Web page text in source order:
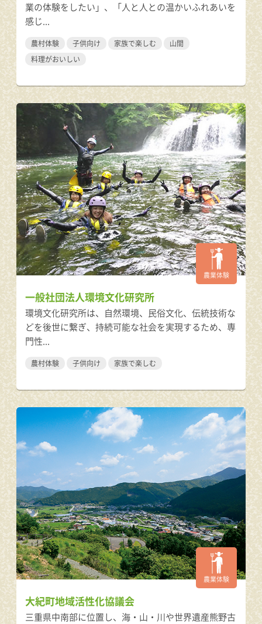
業の体験をしたい」、「人と人との温かいふれあいを
感じ...
農村体験 子供向け 家族で楽しむ
山間
料理がおいしい
農業体験
一般社団法人環境文化研究所
環境文化研究所は、自然環境、民俗文化、伝統技術な
どを後世に繋ぎ、持続可能な社会を実現するため、専
門性...
農村体験 子供向け 家族で楽しむ
農業体験
大紀町地域活性化協議会
三重県中南部に位置し、海・山・川や世界遺産熊野古